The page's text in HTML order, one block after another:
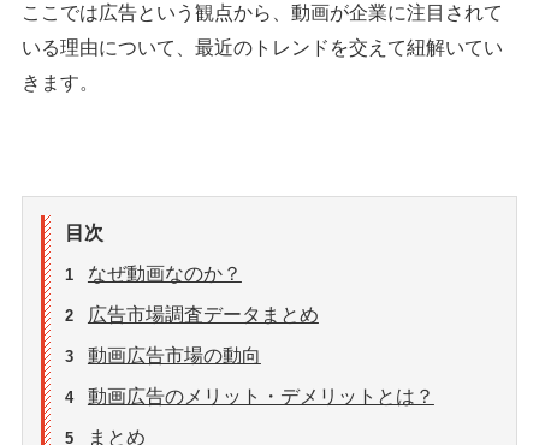
ここでは広告という観点から、動画が企業に注目されて
いる理由について、最近のトレンドを交えて紐解いてい
きます。
目次
1 なぜ動画なのか？
2 広告市場調査データまとめ
3 動画広告市場の動向
4 動画広告のメリット・デメリットとは？
5 まとめ